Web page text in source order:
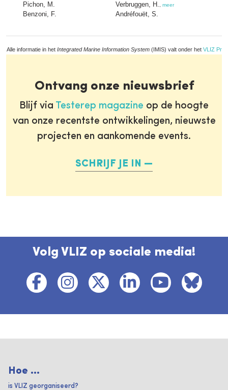
Pichon, M.
Benzoni, F.
Verbruggen, H.
meer
Andréfouët, S.
Alle informatie in het Integrated Marine Information System (IMIS) valt onder het VLIZ
Ontvang onze nieuwsbrief
Blijf via Testerep magazine op de hoogte
van onze recentste ontwikkelingen, nieuwste
projecten en aankomende events.
SCHRIJF JE IN
Volg VLIZ op sociale media!
Hoe ...
is VLIZ georganiseerd?